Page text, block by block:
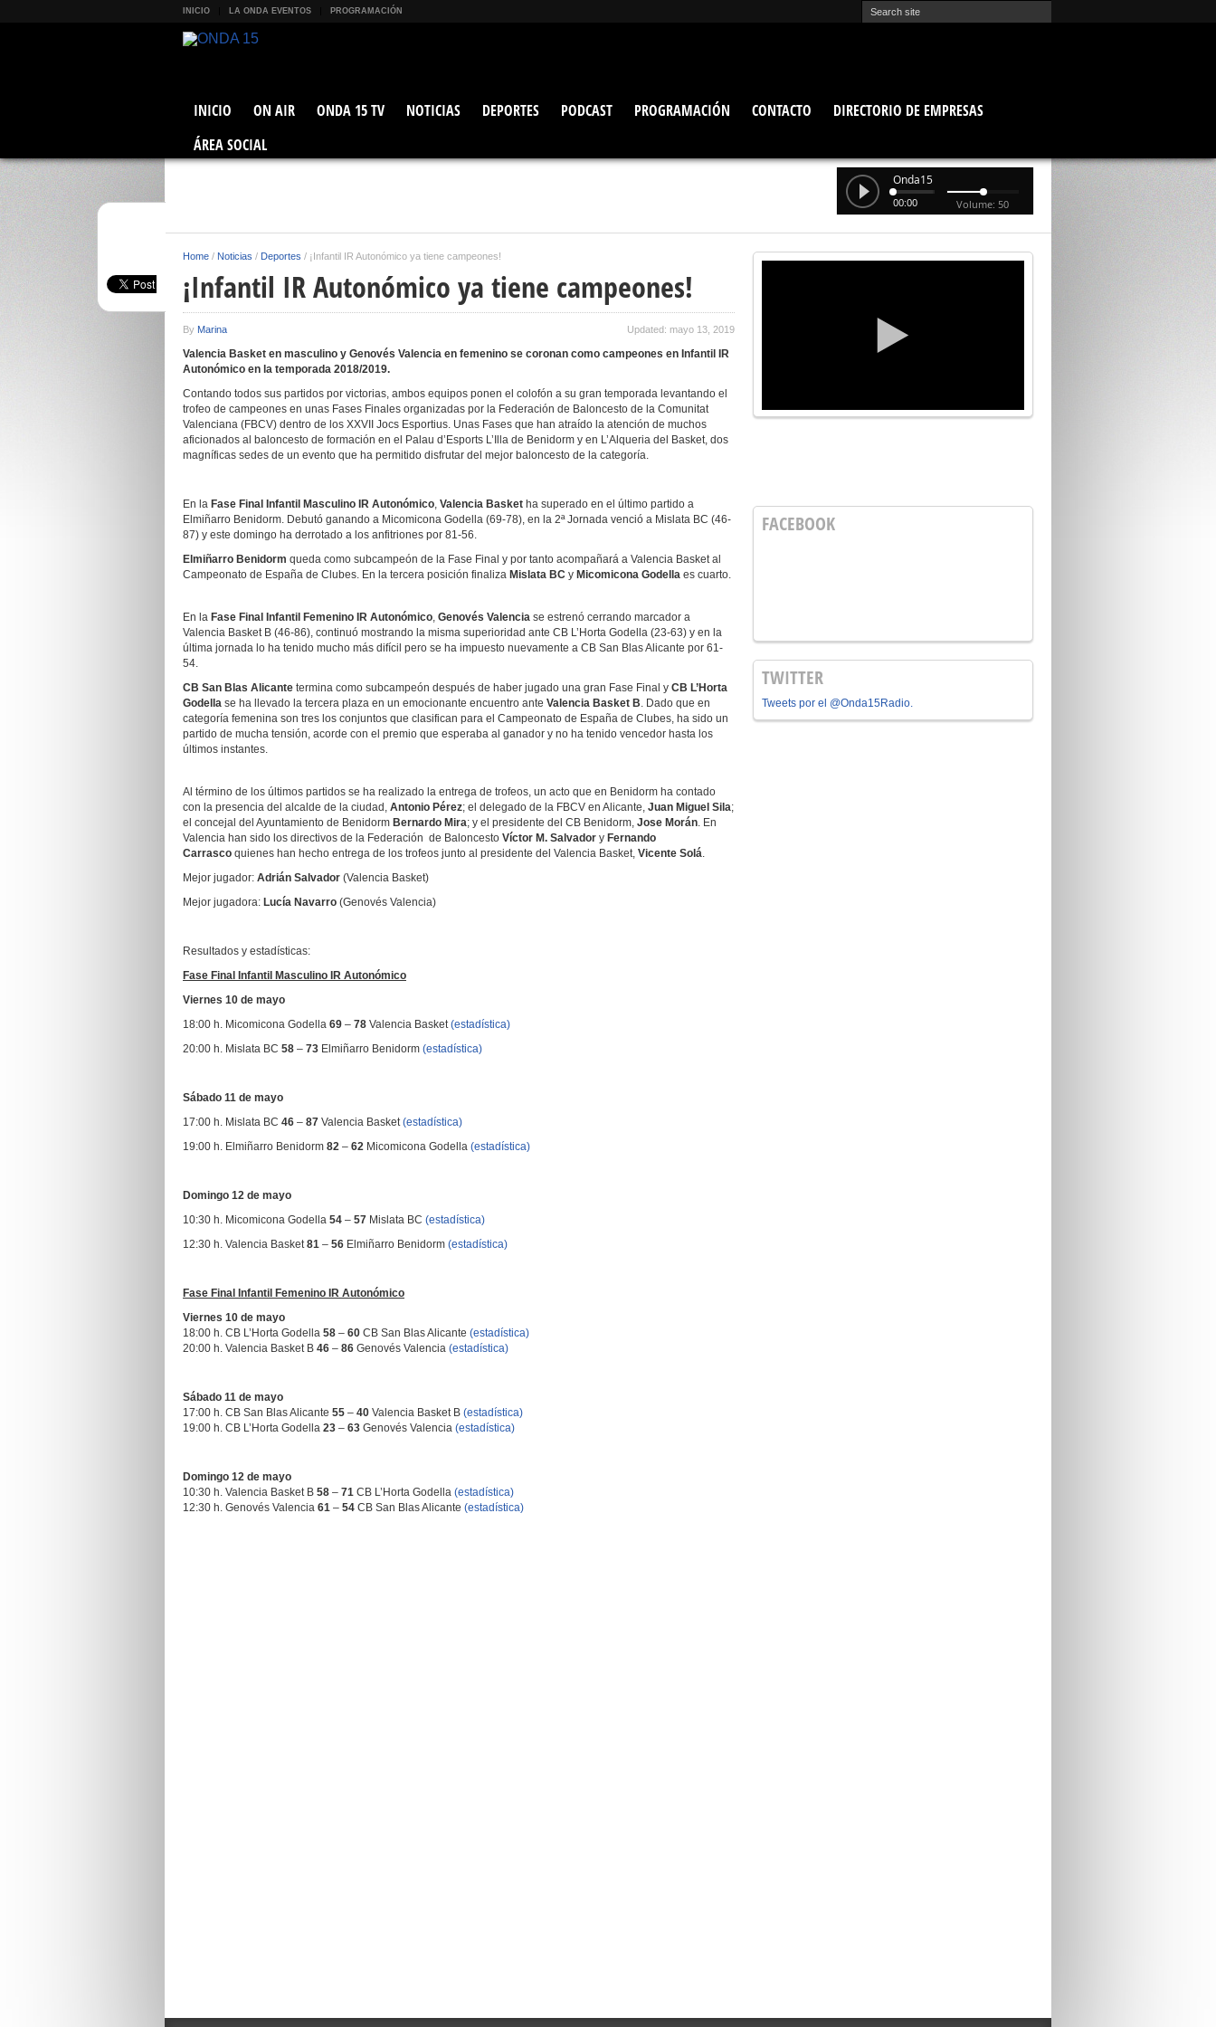
INICIO LA ONDA EVENTOS PROGRAMACIÓN
INICIO ON AIR ONDA 15 TV NOTICIAS DEPORTES PODCAST PROGRAMACIÓN CONTACTO
DIRECTORIO DE EMPRESAS
ÁREA SOCIAL
Onda15
00:00 Volume: 50
Home / Noticias / Deportes / ¡Infantil IR Autonómico ya tiene campeones!
¡Infantil IR Autonómico ya tiene campeones!
By Marina Updated: mayo 13, 2019
Valencia Basket en masculino y Genovés Valencia en femenino se coronan como campeones en Infantil IR
Autonómico en la temporada 2018/2019.
Contando todos sus partidos por victorias, ambos equipos ponen el colofón a su gran temporada levantando el
trofeo de campeones en unas Fases Finales organizadas por la Federación de Baloncesto de la Comunitat
Valenciana (FBCV) dentro de los XXVII Jocs Esportius. Unas Fases que han atraído la atención de muchos
aficionados al baloncesto de formación en el Palau d’Esports L’Illa de Benidorm y en L’Alqueria del Basket, dos
magníficas sedes de un evento que ha permitido disfrutar del mejor baloncesto de la categoría.
En la Fase Final Infantil Masculino IR Autonómico, Valencia Basket ha superado en el último partido a
Elmiñarro Benidorm. Debutó ganando a Micomicona Godella (69-78), en la 2ª Jornada venció a Mislata BC (46-
87) y este domingo ha derrotado a los anfitriones por 81-56.
Elmiñarro Benidorm queda como subcampeón de la Fase Final y por tanto acompañará a Valencia Basket al
Campeonato de España de Clubes. En la tercera posición finaliza Mislata BC y Micomicona Godella es cuarto.
En la Fase Final Infantil Femenino IR Autonómico, Genovés Valencia se estrenó cerrando marcador a
Valencia Basket B (46-86), continuó mostrando la misma superioridad ante CB L’Horta Godella (23-63) y en la
última jornada lo ha tenido mucho más difícil pero se ha impuesto nuevamente a CB San Blas Alicante por 61-
54.
CB San Blas Alicante termina como subcampeón después de haber jugado una gran Fase Final y CB L’Horta
Godella se ha llevado la tercera plaza en un emocionante encuentro ante Valencia Basket B. Dado que en
categoría femenina son tres los conjuntos que clasifican para el Campeonato de España de Clubes, ha sido un
partido de mucha tensión, acorde con el premio que esperaba al ganador y no ha tenido vencedor hasta los
últimos instantes.
Al término de los últimos partidos se ha realizado la entrega de trofeos, un acto que en Benidorm ha contado
con la presencia del alcalde de la ciudad, Antonio Pérez; el delegado de la FBCV en Alicante, Juan Miguel Sila;
el concejal del Ayuntamiento de Benidorm Bernardo Mira; y el presidente del CB Benidorm, Jose Morán. En
Valencia han sido los directivos de la Federación de Baloncesto Víctor M. Salvador y Fernando
Carrasco quienes han hecho entrega de los trofeos junto al presidente del Valencia Basket, Vicente Solá.
Mejor jugador: Adrián Salvador (Valencia Basket)
Mejor jugadora: Lucía Navarro (Genovés Valencia)
Resultados y estadísticas:
Fase Final Infantil Masculino IR Autonómico
Viernes 10 de mayo
18:00 h. Micomicona Godella 69 – 78 Valencia Basket(estadística)
20:00 h. Mislata BC 58 – 73 Elmiñarro Benidorm (estadística)
Sábado 11 de mayo
17:00 h. Mislata BC 46 – 87 Valencia Basket(estadística)
19:00 h. Elmiñarro Benidorm 82 – 62 Micomicona Godella (estadística)
Domingo 12 de mayo
10:30 h. Micomicona Godella 54 – 57 Mislata BC (estadística)
12:30 h. Valencia Basket81 – 56 Elmiñarro Benidorm (estadística)
Fase Final Infantil Femenino IR Autonómico
Viernes 10 de mayo
18:00 h. CB L’Horta Godella 58 – 60 CB San Blas Alicante (estadística)
20:00 h. Valencia Basket B 46 – 86 Genovés Valencia (estadística)
Sábado 11 de mayo
17:00 h. CB San Blas Alicante 55 – 40 Valencia Basket B (estadística)
19:00 h. CB L’Horta Godella 23 – 63 Genovés Valencia (estadística)
Domingo 12 de mayo
10:30 h. Valencia Basket B 58 – 71 CB L’Horta Godella (estadística)
12:30 h. Genovés Valencia 61 – 54 CB San Blas Alicante (estadística)
FACEBOOK
TWITTER
Tweets por el @Onda15Radio.